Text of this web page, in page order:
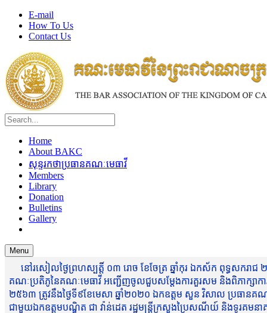
E-mail
How To Us
Contact Us
Home
About BAKC
សុន្ទរកថាប្រធានគណៈមេធាវី
Members
Library
Donation
Bulletins
Gallery
Menu
នៅរសៀលថ្ងៃព្រហស្បត្តិ៍ ០៣ រោច ខែចែត្រ ឆ្នាំកុរ ឯកស័ក ពុទ្ធសករាជ
គណៈប្រតិភូនៃគណៈមេធាវី អញ្ជើញចូលជួបសម្តែងការគួរសម និងពិភាក្សាកា
២៥៦៣ ត្រូវនឹងថ្ងៃទី៩ខែមេសា ឆ្នាំ២០២០ ឯកឧត្តម សួន វិសាល ប្រធានគណ
ជាមួយឯកឧត្តមបណ្ឌិត ជា វ៉ាន់ដេត រដ្ឋមន្រ្តីក្រសួងប្រៃសណីយ៍ និងទូរគ